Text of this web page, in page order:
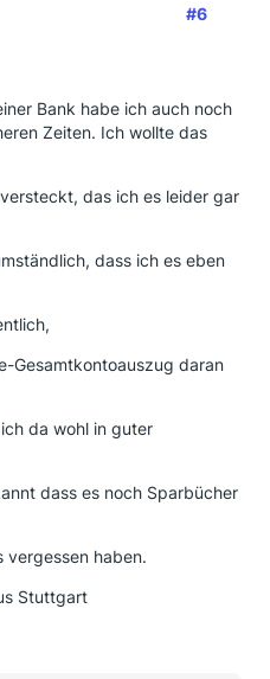
#6
Bank habe ich auch noch
Zeiten. Ich wollte das
das ich es leider gar
dass ich es eben
Gesamtkontoauszug daran
da wohl in guter
dass es noch Sparbücher
vergessen haben.
Stuttgart